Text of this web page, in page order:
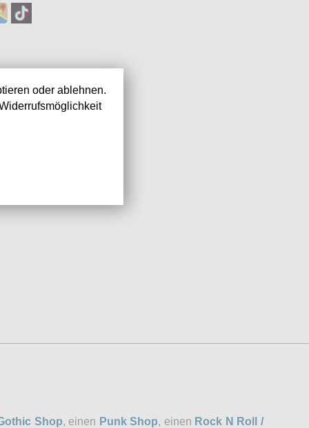
Shop, einen Punk Shop, einen Rock N Roll /
oder ablehnen.